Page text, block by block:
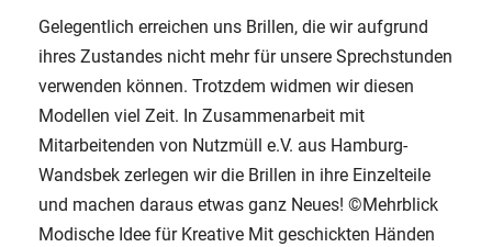
Gelegentlich erreichen uns Brillen, die wir aufgrund
ihres Zustandes nicht mehr für unsere Sprechstunden
verwenden können. Trotzdem widmen wir diesen
Modellen viel Zeit. In Zusammenarbeit mit
Mitarbeitenden von Nutzmüll e.V. aus Hamburg-
Wandsbek zerlegen wir die Brillen in ihre Einzelteile
und machen daraus etwas ganz Neues! ©Mehrblick
Modische Idee für Kreative Mit geschickten Händen